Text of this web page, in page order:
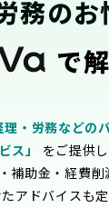
務のお
で
理・労務などの
ス」
をご提供
補助金・経費
アドバイスも